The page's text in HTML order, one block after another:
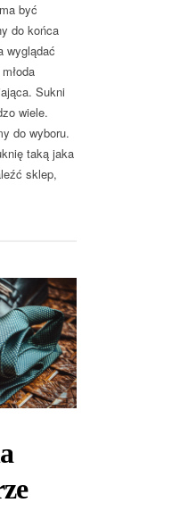
być
do końca
wyglądać
Sukni
wiele.
do wyboru.
taką jaka
sklep,